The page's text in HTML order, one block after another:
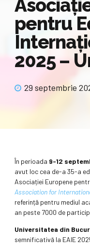
pentru
2025 –
29 septembrie
În perioada 9-12
avut loc cea de-a 35-a
Asociației Europene
Association for
referință pentru mediul
an peste 7000 de
Universitatea din
semnificativă la EAIE